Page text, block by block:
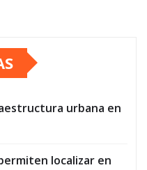
urbana en
localizar en